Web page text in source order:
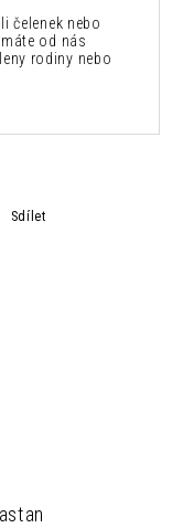
čelenek nebo
od nás
rodiny nebo
Sdílet